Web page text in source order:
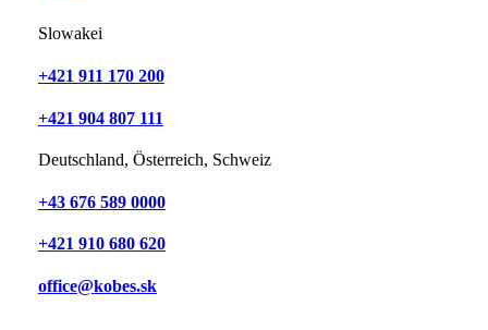
Slowakei
+421 911 170 200
+421 904 807 111
Deutschland, Österreich, Schweiz
+43 676 589 0000
+421 910 680 620
office@kobes.sk